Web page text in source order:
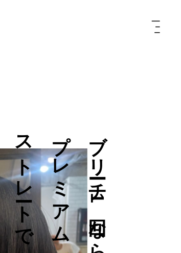
ブ
リ
ー
チ
1
回
な
ら
プ
レ
ミ
ア
ム
ス
ト
レ
ー
ト
で
綺
麗
に
す
る
事
が
出
来